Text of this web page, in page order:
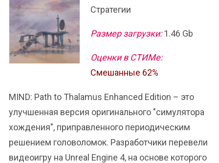
Стратегии
Размер загрузки:1.46 Gb
Оценки в СТИМе:
Смешанные 62%
MIND: Path to Thalamus Enhanced Edition – это
улучшенная версия оригинального "симулятора
хождения", приправленного периодическим
решением головоломок. Разработчики перевели
видеоигру на Unreal Engine 4, на основе которого